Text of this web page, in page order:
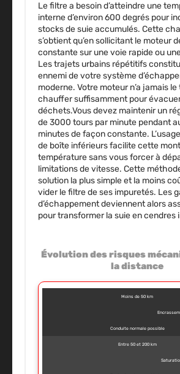
Le filtre a besoin d’atteindre une
interne d’environ 600 degrés pour
stocks de suie accumulés. Cette
s’obtient qu’en sollicitant le moteur
constante sur une voie rapide ou
Les trajets urbains répétitifs
ennemi de votre système
moderne. Votre moteur n’a jamais
chauffer suffisamment pour
déchets.Vous devez maintenir un
de 3000 tours par minute pendant
minutes de façon constante.
de boîte inférieurs facilite cette
température sans vous forcer à
limitations de vitesse. Cette
solution la plus simple et la moins
vider le filtre de ses impuretés. Les
d’échappement deviennent alors
pour transformer la suie en cendres
Évolution des risques
la distance
Moins de 50 km
Conduite normale possible
Entre 50 et 200 km